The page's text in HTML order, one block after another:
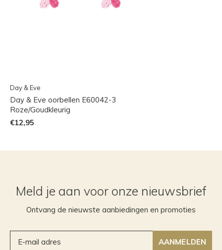
Day & Eve
Day & Eve oorbellen E60042-3
Roze/Goudkleurig
€12,95
Meld je aan voor onze nieuwsbrief
Ontvang de nieuwste aanbiedingen en promoties
AANMELDEN